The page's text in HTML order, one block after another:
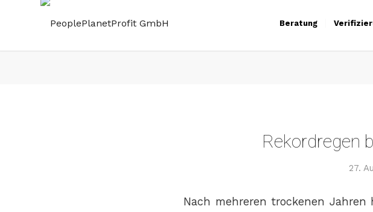
Beratung
Rekordregen
27.
Nach mehreren trockenen